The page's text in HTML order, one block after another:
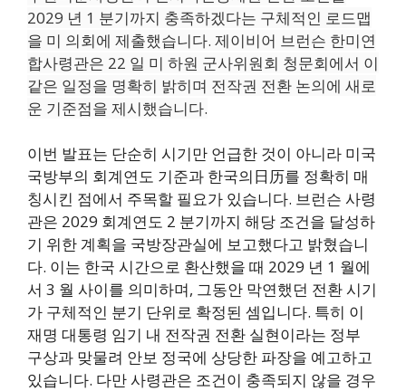
2029 년 1 분기까지 충족하겠다는 구체적인 로드맵
을 미 의회에 제출했습니다. 제이비어 브런슨 한미연
합사령관은 22 일 미 하원 군사위원회 청문회에서 이
같은 일정을 명확히 밝히며 전작권 전환 논의에 새로
운 기준점을 제시했습니다.
이번 발표는 단순히 시기만 언급한 것이 아니라 미국
국방부의 회계연도 기준과 한국의日历를 정확히 매
칭시킨 점에서 주목할 필요가 있습니다. 브런슨 사령
관은 2029 회계연도 2 분기까지 해당 조건을 달성하
기 위한 계획을 국방장관실에 보고했다고 밝혔습니
다. 이는 한국 시간으로 환산했을 때 2029 년 1 월에
서 3 월 사이를 의미하며, 그동안 막연했던 전환 시기
가 구체적인 분기 단위로 확정된 셈입니다. 특히 이
재명 대통령 임기 내 전작권 전환 실현이라는 정부
구상과 맞물려 안보 정국에 상당한 파장을 예고하고
있습니다. 다만 사령관은 조건이 충족되지 않을 경우